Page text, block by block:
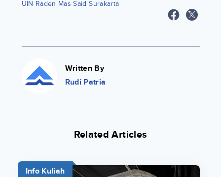
UIN Raden Mas Said Surakarta
Written By
Rudi Patria
Related Articles
Info Kuliah